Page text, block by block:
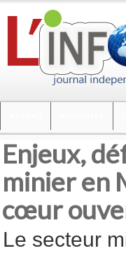
Enjeux,
minier en
cœur
Le secteur